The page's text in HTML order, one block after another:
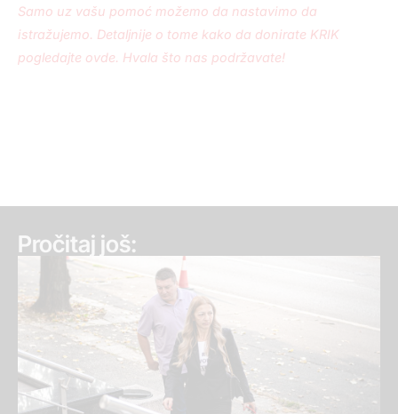
Samo uz vašu pomoć možemo da nastavimo da
istražujemo. Detaljnije o tome kako da donirate KRIK
pogledajte ovde. Hvala što nas podržavate!
Pročitaj još: